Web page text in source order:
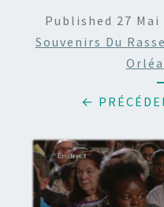
Published 27 Mai
Souvenirs Du
←